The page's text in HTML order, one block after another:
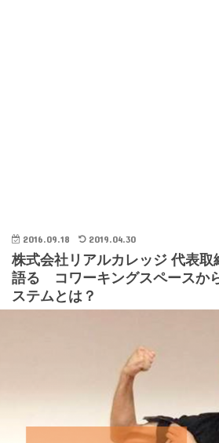
2016.09.18 2019.04.30
株式会社リアルカレッジ 代表取
語る コワーキングスペースか
ステムとは？